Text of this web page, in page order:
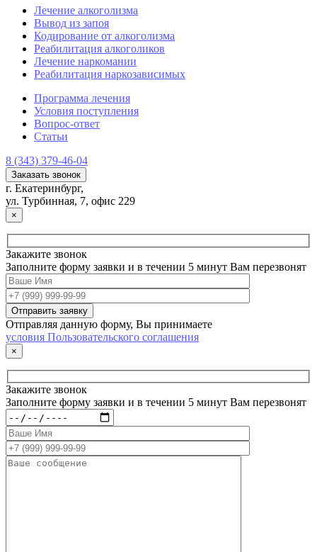
Лечение алкоголизма
Вывод из запоя
Кодирование от алкоголизма
Реабилитация алкоголиков
Лечение наркомании
Реабилитация наркозависимых
Программа лечения
Условия поступления
Вопрос-ответ
Статьи
8 (343) 379-46-04
Заказать звонок
г. Екатеринбург,
ул. Турбинная, 7, офис 229
×
Закажите звонок
Заполните форму заявки и в течении 5 минут Вам перезвонят
Отправляя данную форму, Вы принимаете
условия Пользовательского соглашения
×
Закажите звонок
Заполните форму заявки и в течении 5 минут Вам перезвонят